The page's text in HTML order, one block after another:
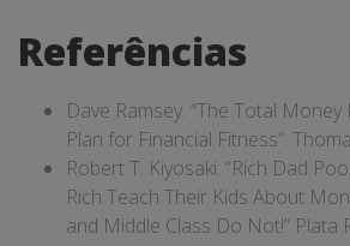
Referências
Dave Ramsey. “The Total
Plan for Financial Fitness”.
Robert T. Kiyosaki. “Rich Dad
Rich Teach Their Kids About
and Middle Class Do Not!” Plata